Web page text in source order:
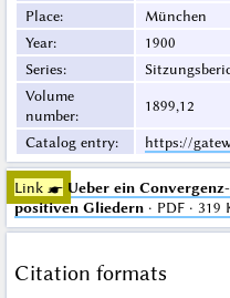
Place:
München
Year:
1900
Series:
Volume
number:
1899,12
Catalog entry: https://
Link ☛ Ueber ein
positiven Gliedern· PDF · 319
Citation formats